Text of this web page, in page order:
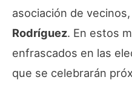
asociación de vecinos,
Rodríguez. En estos
enfrascados en las
que se celebrarán